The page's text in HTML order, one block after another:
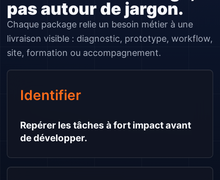
pas autour de jargon.
Chaque package relie un besoin métier à une
livraison visible : diagnostic, prototype, workflow,
site, formation ou accompagnement.
Identifier
Repérer les tâches à fort impact avant
de développer.